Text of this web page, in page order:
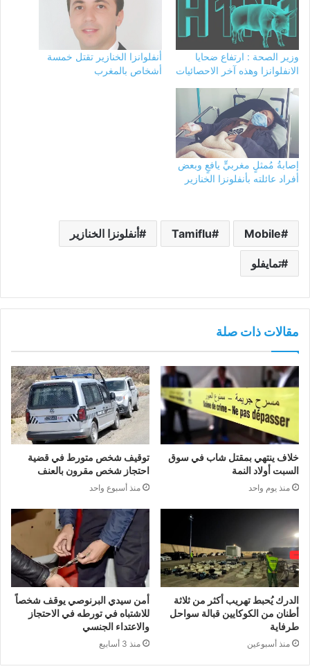
وزير الصحة : ارتفاع ضحايا
الانفلوانزا وهذه آخر الاحصائيات
أنفلوانزا الخنازير تقتل خمسة
أشخاص بالمغرب
إصابةُ مُمثلٍ مغربيٍّ يافعٍ وبعض
أفراد عائلته بأنفلونزا الخنازير
Mobile
Tamiflu أنفلونزا الخنازير
تمايفلو
مقالات ذات صلة
خلاف ينتهي بمقتل شاب في سوق
السبت أولاد النمة
منذ يوم واحد
توقيف شخص متورط في قضية
احتجاز شخص مقرون بالعنف
منذ أسبوع واحد
الدرك يُحبط تهريب أكثر من ثلاثة
أطنان من الكوكايين قبالة سواحل
طرفاية
منذ أسبوعين
أمن سيدي البرنوصي يوقف شخصاً
للاشتباه في تورطه في الاحتجاز
والاعتداء الجنسي
منذ 3 أسابيع